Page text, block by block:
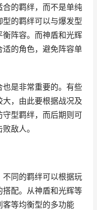
的羁绊，而不是单纯
的羁绊可以与爆发型
阵容。而神盾和光辉
的角色，避免阵容单
也是非常重要的。有些
，由此要根据战况及
型羁绊，而后期则可
敌人。
同的羁绊可以根据玩
配。从神盾和光辉等
等均衡型的多功能